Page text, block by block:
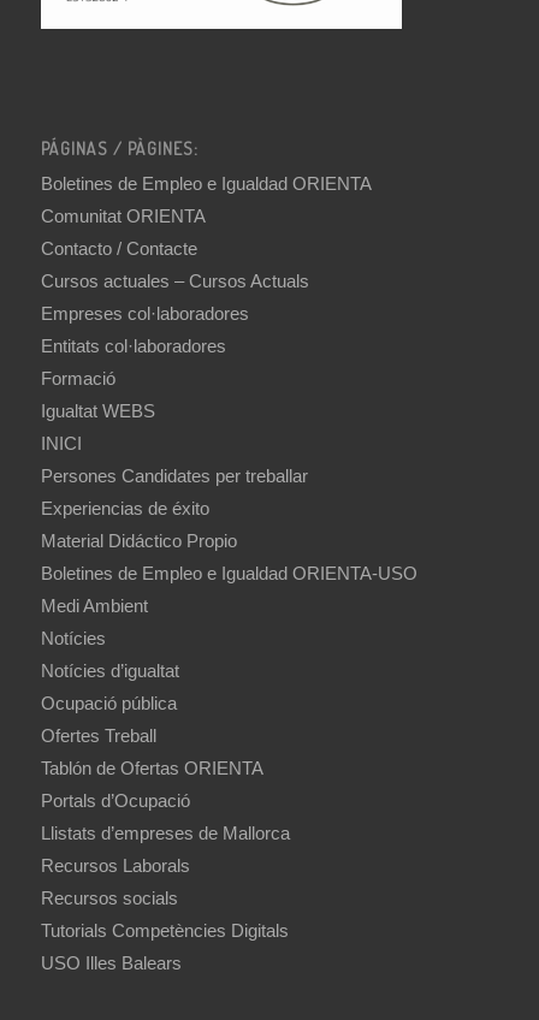
PÁGINAS / PÀGINES:
Boletines de Empleo e Igualdad ORIENTA
Comunitat ORIENTA
Contacto / Contacte
Cursos actuales – Cursos Actuals
Empreses col·laboradores
Entitats col·laboradores
Formació
Igualtat WEBS
INICI
Persones Candidates per treballar
Experiencias de éxito
Material Didáctico Propio
Boletines de Empleo e Igualdad ORIENTA-USO
Medi Ambient
Notícies
Notícies d’igualtat
Ocupació pública
Ofertes Treball
Tablón de Ofertas ORIENTA
Portals d’Ocupació
Llistats d’empreses de Mallorca
Recursos Laborals
Recursos socials
Tutorials Competències Digitals
USO Illes Balears